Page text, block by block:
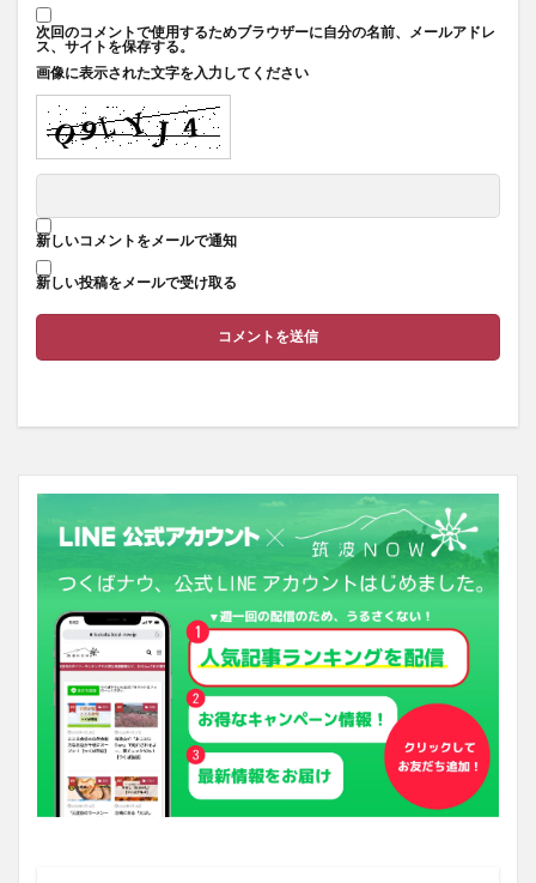
次回のコメントで使用するためブラウザーに自分の名前、メールアドレ
ス、サイトを保存する。
画像に表示された文字を入力してください
新しいコメントをメールで通知
新しい投稿をメールで受け取る